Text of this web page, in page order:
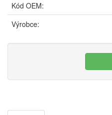
Kód OEM:
Výrobce: